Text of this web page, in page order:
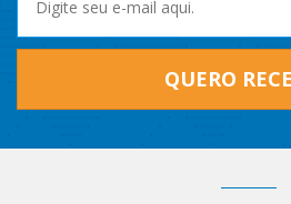
QUERO